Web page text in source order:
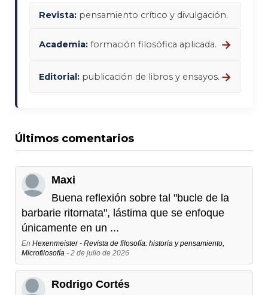
Revista: pensamiento crítico y divulgación.
Academia: formación filosófica aplicada. →
Editorial: publicación de libros y ensayos. →
Últimos comentarios
Maxi
Buena reflexión sobre tal "bucle de la
barbarie ritornata", lástima que se enfoque
únicamente en un ...
En Hexenmeister - Revista de filosofía: historia y pensamiento,
Microfilosofía - 2 de julio de 2026
Rodrigo Cortés